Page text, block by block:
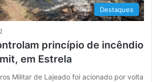
Destaques
princípio de incêndio
em Estrela
Militar de Lajeado foi acionado por volta